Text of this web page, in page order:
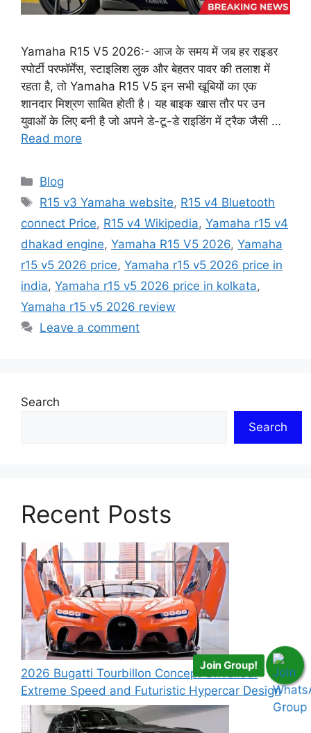
Yamaha R15 V5 2026:- आज के समय में जब हर राइडर
स्पोर्टी परफॉर्मेंस, स्टाइलिश लुक और बेहतर पावर की तलाश में
रहता है, तो Yamaha R15 V5 इन सभी खूबियों का एक
शानदार मिश्रण साबित होती है। यह बाइक खास तौर पर उन
युवाओं के लिए बनी है जो अपने डे-टू-डे राइडिंग में ट्रैक जैसी …
Read more
Categories
Blog
Tags
R15 v3 Yamaha website, R15 v4 Bluetooth
connect Price, R15 v4 Wikipedia, Yamaha r15 v4
dhakad engine, Yamaha R15 V5 2026, Yamaha
r15 v5 2026 price, Yamaha r15 v5 2026 price in
india, Yamaha r15 v5 2026 price in kolkata,
Yamaha r15 v5 2026 review
Leave a comment
Search
Search
Recent Posts
2026 Bugatti Tourbillon Concept Unveiled:
Extreme Speed and Futuristic Hypercar Design
Join Group!